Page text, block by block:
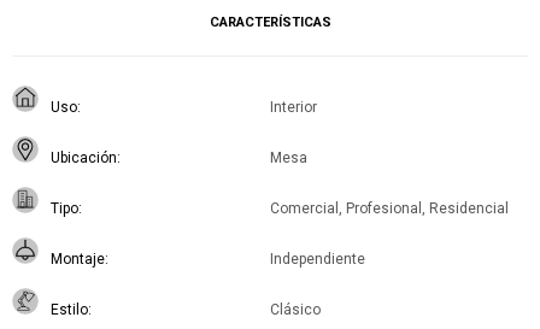
CARACTERÍSTICAS
Uso Interior
Ubicación Mesa
Tipo Comercial, Profesional, Residencial
Montaje Independiente
Estilo Clásico